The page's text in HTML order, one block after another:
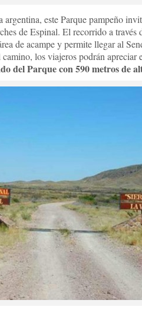
argentina, este Parque pampeño
de Espinal. El recorrido a
de acampe y permite llegar al
camino, los viajeros podrán apreciar
del Parque con 590 metros de